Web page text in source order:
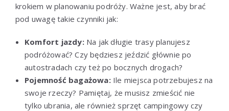
krokiem w planowaniu podróży. Ważne jest, aby brać
pod uwagę takie czynniki jak:
Komfort jazdy:Na jak długie trasy planujesz
podróżować? Czy będziesz jeździć głównie po
autostradach czy też po bocznych drogach?
Pojemność bagażowa:Ile miejsca potrzebujesz na
swoje rzeczy? Pamiętaj, że musisz zmieścić nie
tylko ubrania, ale również sprzęt campingowy czy